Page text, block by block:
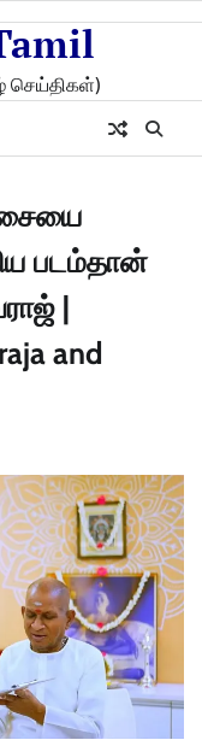
செய்திகள்)
படம்தான்
|
and